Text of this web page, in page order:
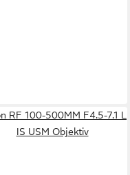
RF 100-500MM F4.5-7.1 L
IS USM Objektiv